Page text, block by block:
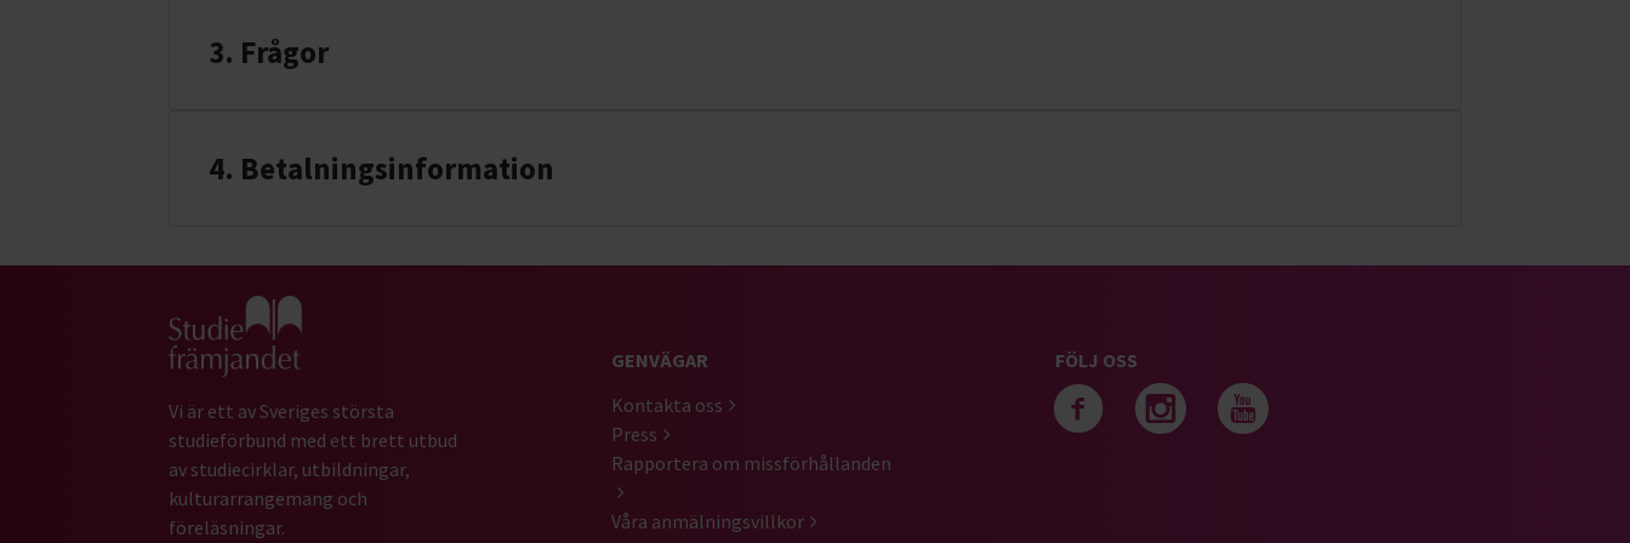
3. Frågor
4. Betalningsinformation
Gå till studiefrämjandets startsida
Vi är ett av Sveriges största
studieförbund med ett brett utbud
av studiecirklar, utbildningar,
kulturarrangemang och
föreläsningar.
GENVÄGAR
Kontakta oss
Press
Rapportera om missförhållanden
Våra anmälningsvillkor
FÖLJ OSS
Följ oss på facebook
Följ oss på instagram
Följ oss på youtube